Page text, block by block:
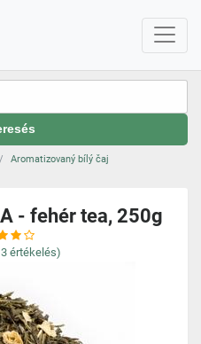
Aromatizovaný bílý čaj
- fehér tea, 250g
3 értékelés)